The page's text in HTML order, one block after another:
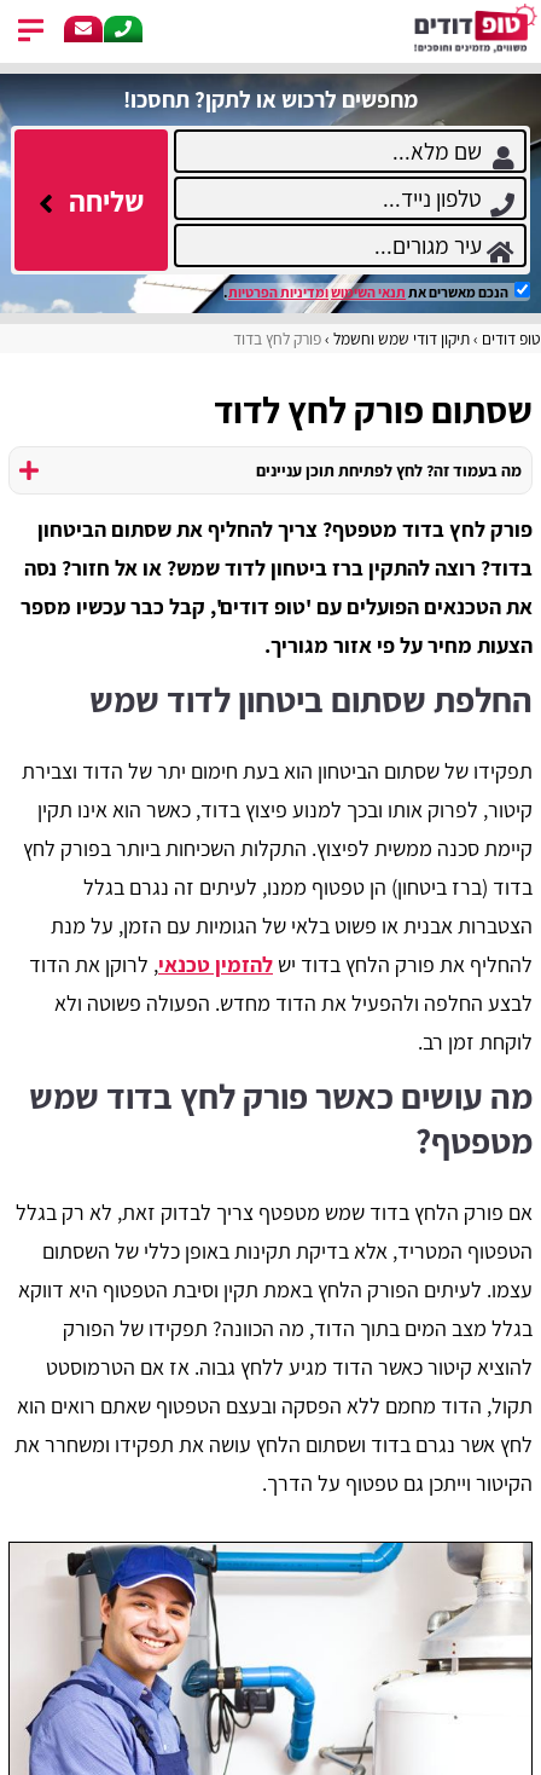
מחפשים לרכוש או לתקן? תחסכו!
שליחה
הנכם מאשרים את תנאי השימושומדיניות הפרטיות.
טופ דודים תיקון דודי שמש וחשמל פורק לחץ בדוד
שסתום פורק לחץ לדוד
מה בעמוד זה? לחץ לפתיחת תוכן עניינים
פורק לחץ בדוד מטפטף? צריך להחליף את שסתום הביטחון
בדוד? רוצה להתקין ברז ביטחון לדוד שמש? או אל חזור? נסה
את הטכנאים הפועלים עם 'טופ דודים', קבל כבר עכשיו מספר
הצעות מחיר על פי אזור מגוריך.
החלפת שסתום ביטחון לדוד שמש
תפקידו של שסתום הביטחון הוא בעת חימום יתר של הדוד וצבירת
קיטור, לפרוק אותו ובכך למנוע פיצוץ בדוד, כאשר הוא אינו תקין
קיימת סכנה ממשית לפיצוץ. התקלות השכיחות ביותר בפורק לחץ
בדוד (ברז ביטחון) הן טפטוף ממנו, לעיתים זה נגרם בגלל
הצטברות אבנית או פשוט בלאי של הגומיות עם הזמן, על מנת
להחליף את פורק הלחץ בדוד יש להזמין טכנאי, לרוקן את הדוד
לבצע החלפה ולהפעיל את הדוד מחדש. הפעולה פשוטה ולא
לוקחת זמן רב.
מה עושים כאשר פורק לחץ בדוד שמש
מטפטף?
אם פורק הלחץ בדוד שמש מטפטף צריך לבדוק זאת, לא רק בגלל
הטפטוף המטריד, אלא בדיקת תקינות באופן כללי של השסתום
עצמו. לעיתים הפורק הלחץ באמת תקין וסיבת הטפטוף היא דווקא
בגלל מצב המים בתוך הדוד, מה הכוונה? תפקידו של הפורק
להוציא קיטור כאשר הדוד מגיע ללחץ גבוה. אז אם הטרמוסטט
תקול, הדוד מחמם ללא הפסקה ובעצם הטפטוף שאתם רואים הוא
לחץ אשר נגרם בדוד ושסתום הלחץ עושה את תפקידו ומשחרר את
הקיטור וייתכן גם טפטוף על הדרך.